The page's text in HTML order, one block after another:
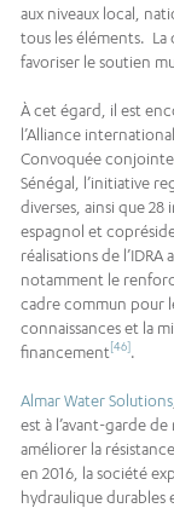
aux niveaux local,
tous les éléments.
favoriser le soutien
À cet égard, il est
l’Alliance
Convoquée
Sénégal, l’initiative
diverses, ainsi que
espagnol et
réalisations de l’IDRA
notamment le
cadre commun pour
connaissances et la
financement[46].
Almar Water Solutions
est à l’avant-garde
améliorer la
en 2016, la société
hydraulique durables